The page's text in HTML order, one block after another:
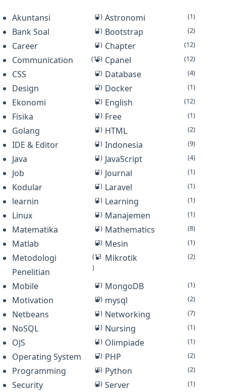
menggunakan block programmi…
Akuntansi (1) Astronomi (1)
Bank Soal (1) Bootstrap (2)
Career (1) Chapter (12)
Communication (15) Cpanel (12)
CSS (2) Database (4)
Design (2) Docker (1)
Ekonomi (2) English (12)
Fisika (1) Free (1)
Golang (1) HTML (2)
IDE & Editor (1) Indonesia (9)
Java (1) JavaScript (4)
Job (1) Journal (1)
Kodular (1) Laravel (1)
learnin (1) Learning (1)
Linux (1) Manajemen (1)
Matematika (1) Mathematics (8)
Matlab (3) Mesin (1)
Metodologi
Penelitian
(13
)
Mikrotik (2)
Mobile (1) MongoDB (1)
Motivation (9) mysql (2)
Netbeans (1) Networking (7)
NoSQL (1) Nursing (1)
OJS (1) Olimpiade (1)
Operating System (2) PHP (2)
Programming (6) Python (2)
Security (3) Server (1)